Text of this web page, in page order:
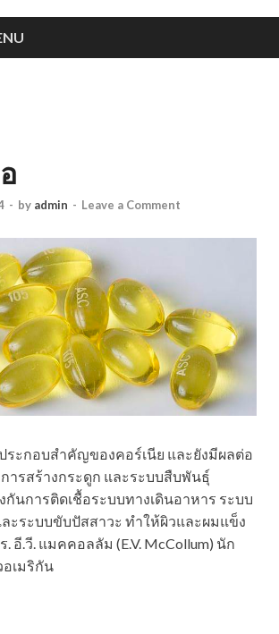
- by admin - Leave a Comment
ระกอบสำคัญของคอร์เนีย และยังมีผลต่อ
การสร้างกระดูก และระบบสืบพันธุ์
กันการติดเชื้อระบบทางเดินอาหาร ระบบ
ละระบบขับปัสสาวะ ทำให้ผิวและผมแข็ง
อี.วี. แมคคอลลัม (E.V. McCollum) นัก
เมริกัน